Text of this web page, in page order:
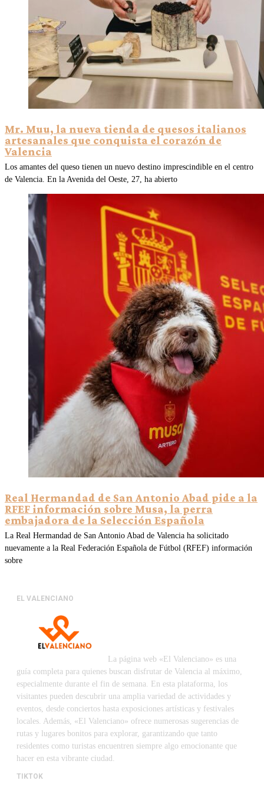
Mr. Muu, la nueva tienda de quesos italianos
artesanales que conquista el corazón de
Valencia
Los amantes del queso tienen un nuevo destino imprescindible en el centro
de Valencia. En la Avenida del Oeste, 27, ha abierto
Real Hermandad de San Antonio Abad pide a la
RFEF información sobre Musa, la perra
embajadora de la Selección Española
La Real Hermandad de San Antonio Abad de Valencia ha solicitado
nuevamente a la Real Federación Española de Fútbol (RFEF) información
sobre
EL VALENCIANO
La página web «El Valenciano» es una
guía completa para quienes buscan disfrutar de Valencia al máximo,
especialmente durante el fin de semana. En esta plataforma, los
visitantes pueden descubrir una amplia variedad de actividades y
eventos, desde conciertos hasta exposiciones artísticas y festivales
locales. Además, «El Valenciano» ofrece numerosas sugerencias de
rutas y lugares bonitos para explorar, garantizando que tanto
residentes como turistas encuentren siempre algo emocionante que
hacer en esta vibrante ciudad.
TIKTOK